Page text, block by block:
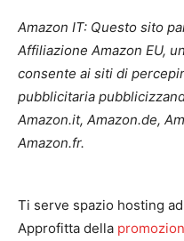
Amazon IT: Questo sito
Affiliazione Amazon EU,
consente ai siti di
pubblicitaria
Amazon.it, Amazon.de,
Amazon.fr.
Ti serve spazio hosting
Approfitta della